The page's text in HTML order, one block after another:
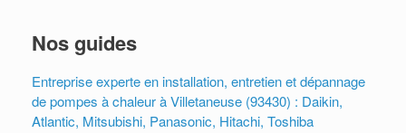
Nos guides
Entreprise experte en installation, entretien et dépannage
de pompes à chaleur à Villetaneuse (93430) : Daikin,
Atlantic, Mitsubishi, Panasonic, Hitachi, Toshiba